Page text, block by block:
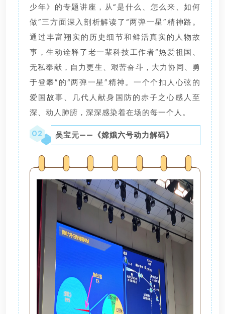
少年》的专题讲座，从“是什么、怎么来、如何
做”三方面深入剖析解读了“两弹一星”精神路。
通过丰富翔实的历史细节和鲜活真实的人物故
事，生动诠释了老一辈科技工作者“热爱祖国、
无私奉献，自力更生、艰苦奋斗，大力协同、勇
于登攀”的“两弹一星”精神。一个个扣人心弦的
爱国故事、几代人献身国防的赤子之心感人至
深、动人肺腑，深深感染着在场的每一个人。
02 吴宝元——《嫦娥六号动力解码》